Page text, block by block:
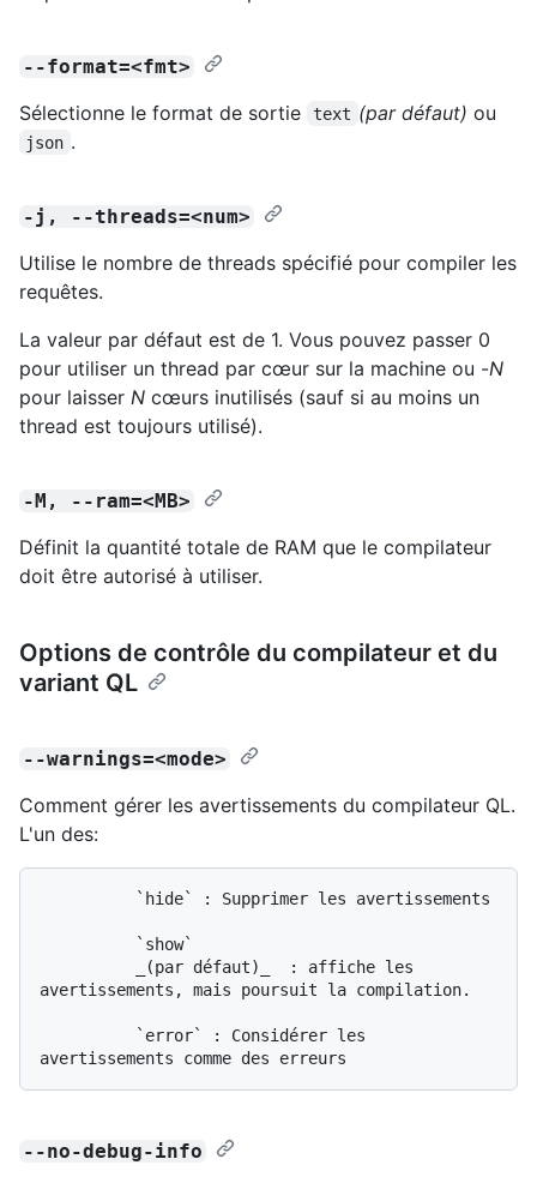
--format=<fmt>
Sélectionne le format de sortie text (par défaut) ou
json .
-j, --threads=<num>
Utilise le nombre de threads spécifié pour compiler les
requêtes.
La valeur par défaut est de 1. Vous pouvez passer 0
pour utiliser un thread par cœur sur la machine ou -N
pour laisser N cœurs inutilisés (sauf si au moins un
thread est toujours utilisé).
-M, --ram=<MB>
Définit la quantité totale de RAM que le compilateur
doit être autorisé à utiliser.
Options de contrôle du compilateur et du
variant QL
--warnings=<mode>
Comment gérer les avertissements du compilateur QL.
L'un des:
avertissements, mais poursuit la compilation.
--no-debug-info